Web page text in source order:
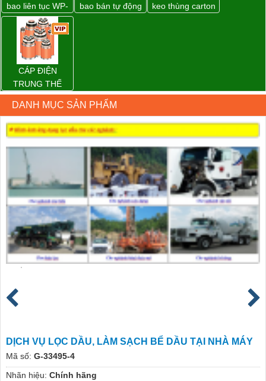
bao liên tục WP-
1200V chính
hãng giá tốt
bao bán tự động
keo thùng carton
CÁP ĐIỆN
TRUNG THẾ
DANH MỤC SẢN PHẨM
DỊCH VỤ LỌC DẦU, LÀM SẠCH BỂ DẦU TẠI NHÀ MÁY
Mã số: G-33495-4
Nhãn hiệu: Chính hãng